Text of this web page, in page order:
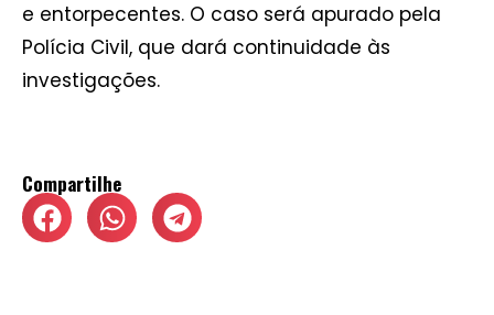
e entorpecentes. O caso será apurado pela
Polícia Civil, que dará continuidade às
investigações.
Compartilhe